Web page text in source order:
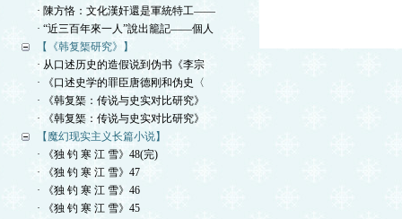
· 陳方恪：文化漢奸還是軍統特工——
· “近三百年來一人”說出籠記——個人
【《韩复榘研究》】
· 从口述历史的造假说到伪书《李宗
· 《口述史学的罪臣唐德刚和伪史〈
· 《韩复榘：传说与史实对比研究》
· 《韩复榘：传说与史实对比研究》
【魔幻现实主义长篇小说】
· 《独 钓 寒 江 雪》48(完)
· 《独 钓 寒 江 雪》47
· 《独 钓 寒 江 雪》46
· 《独 钓 寒 江 雪》45